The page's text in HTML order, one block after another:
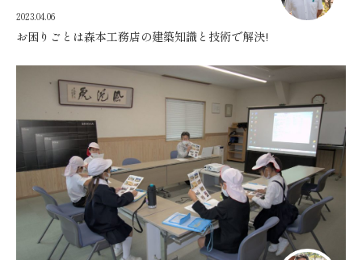
2023.04.06
お困りごとは森本工務店の建築知識と技術で解決!